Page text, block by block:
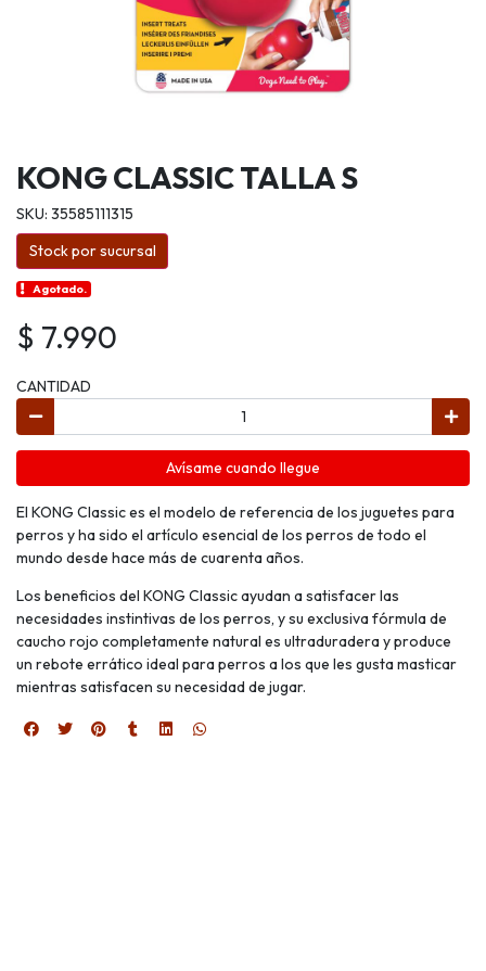
KONG CLASSIC TALLA S
SKU: 35585111315
Stock por sucursal
Agotado.
$ 7.990
CANTIDAD
Avísame cuando llegue
El KONG Classic es el modelo de referencia de los juguetes para
perros y ha sido el artículo esencial de los perros de todo el
mundo desde hace más de cuarenta años.
Los beneficios del KONG Classic ayudan a satisfacer las
necesidades instintivas de los perros, y su exclusiva fórmula de
caucho rojo completamente natural es ultraduradera y produce
un rebote errático ideal para perros a los que les gusta masticar
mientras satisfacen su necesidad de jugar.